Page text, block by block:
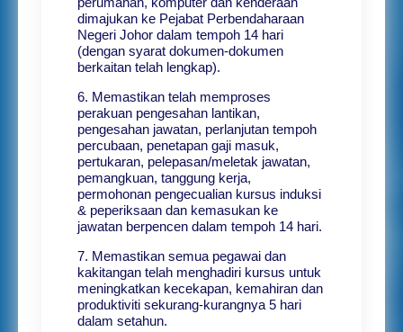
dimajukan ke Pejabat Perbendaharaan
Negeri Johor dalam tempoh 14 hari
(dengan syarat dokumen-dokumen
berkaitan telah lengkap).
6. Memastikan telah memproses
perakuan pengesahan lantikan,
pengesahan jawatan, perlanjutan tempoh
percubaan, penetapan gaji masuk,
pertukaran, pelepasan/meletak jawatan,
pemangkuan, tanggung kerja,
permohonan pengecualian kursus induksi
& peperiksaan dan kemasukan ke
jawatan berpencen dalam tempoh 14 hari.
7. Memastikan semua pegawai dan
kakitangan telah menghadiri kursus untuk
meningkatkan kecekapan, kemahiran dan
produktiviti sekurang-kurangnya 5 hari
dalam setahun.